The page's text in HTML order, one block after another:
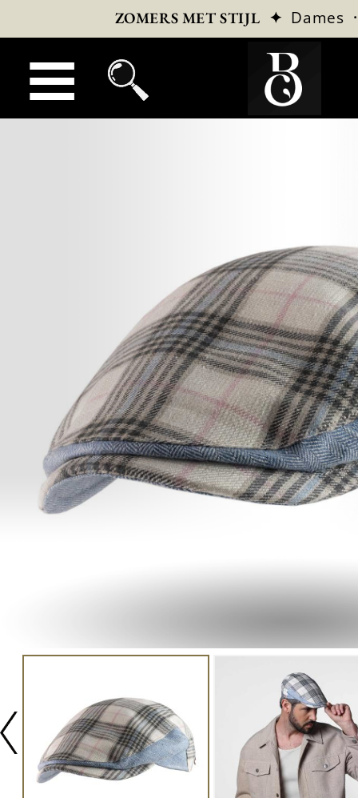
ZOMERS MET STIJL ✦ Dames